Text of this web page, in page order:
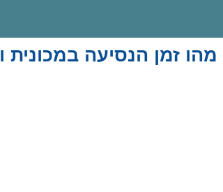
זמן הנסיעה במכונית